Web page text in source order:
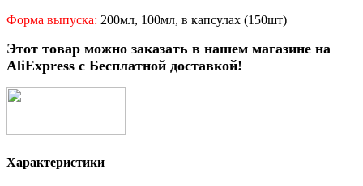
Форма выпуска: 200мл, 100мл, в капсулах (150шт)
Этот товар можно заказать в нашем магазине на
AliExpress с Бесплатной доставкой!
Характеристики